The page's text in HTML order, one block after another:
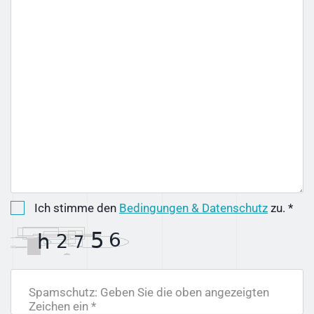
Ich stimme den Bedingungen & Datenschutz zu. *
Spamschutz: Geben Sie die oben angezeigten
Zeichen ein *